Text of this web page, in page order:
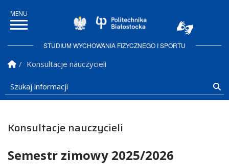
Politechnika
STUDIUM WYCHOWANIA FIZYCZNEGO I SPORTU
Strona Główna
Konsultacje nauczycieli
Szukaj informacji
Konsultacje nauczycieli
Semestr zimowy 2025/2026